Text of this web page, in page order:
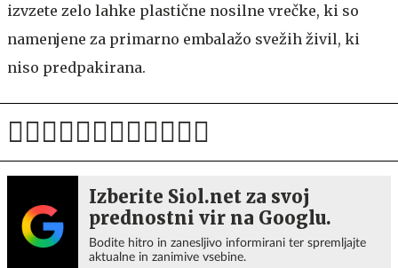
izvzete zelo lahke plastične nosilne vrečke, ki so
namenjene za primarno embalažo svežih živil, ki
niso predpakirana.
Izberite Siol.net za svoj
prednostni vir na Googlu.
Bodite hitro in zanesljivo informirani ter spremljajte
aktualne in zanimive vsebine.